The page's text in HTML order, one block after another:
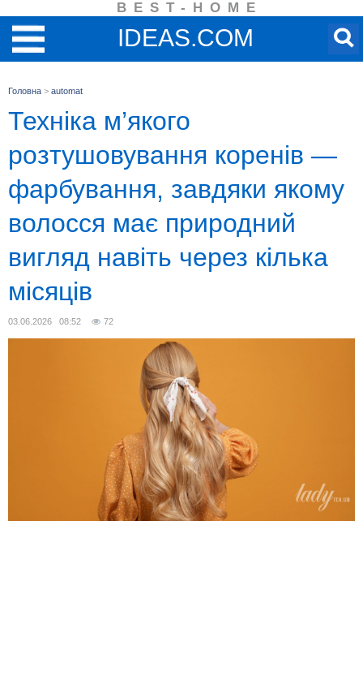
BEST-HOME
IDEAS.COM
Головна > automat
Техніка м’якого
розтушовування коренів —
фарбування, завдяки якому
волосся має природний
вигляд навіть через кілька
місяців
03.06.2026 08:52 72